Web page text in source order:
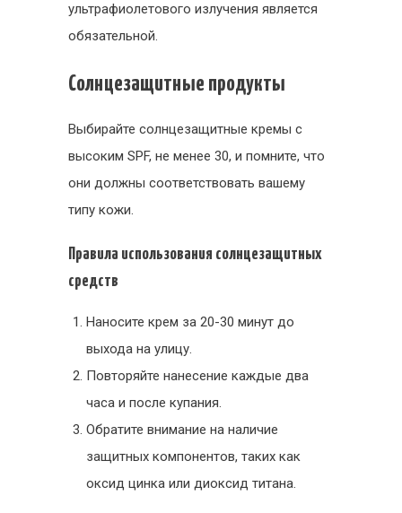
ультрафиолетового излучения является
обязательной.
Солнцезащитные продукты
Выбирайте солнцезащитные кремы с
высоким SPF, не менее 30, и помните, что
они должны соответствовать вашему
типу кожи.
Правила использования солнцезащитных
средств
Наносите крем за 20-30 минут до
выхода на улицу.
Повторяйте нанесение каждые два
часа и после купания.
Обратите внимание на наличие
защитных компонентов, таких как
оксид цинка или диоксид титана.